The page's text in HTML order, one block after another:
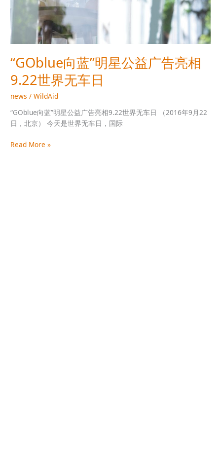
“GOblue向蓝”明星公益广告亮相
9.22世界无车日
news /WildAid
“GOblue向蓝”明星公益广告亮相9.22世界无车日 （2016年9月22
日，北京） 今天是世界无车日，国际
相
9.22
世
界
无
车
Read More »